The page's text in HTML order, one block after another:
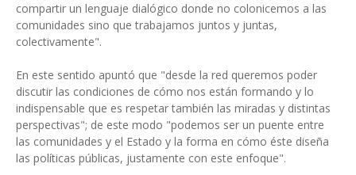
compartir un lenguaje dialógico donde no colonicemos a las
comunidades sino que trabajamos juntos y juntas,
colectivamente".
En este sentido apuntó que "desde la red queremos poder
discutir las condiciones de cómo nos están formando y lo
indispensable que es respetar también las miradas y distintas
perspectivas"; de este modo "podemos ser un puente entre
las comunidades y el Estado y la forma en cómo éste diseña
las políticas públicas, justamente con este enfoque".